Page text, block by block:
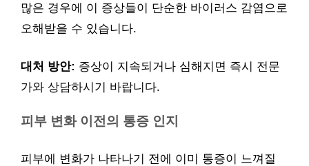
많은 경우에 이 증상들이 단순한 바이러스 감염으로
오해받을 수 있습니다.
대처 방안: 증상이 지속되거나 심해지면 즉시 전문
가와 상담하시기 바랍니다.
피부 변화 이전의 통증 인지
피부에 변화가 나타나기 전에 이미 통증이 느껴질